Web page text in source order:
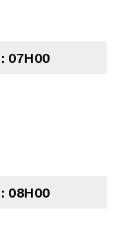
07H00
08H00